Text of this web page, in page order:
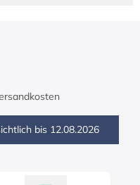
bis 12.08.2026